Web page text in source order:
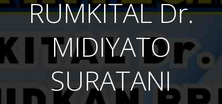
RUMKITAL Dr.
MIDIYATO
SURATANI